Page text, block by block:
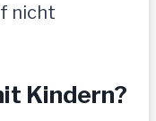
nicht
Kindern?